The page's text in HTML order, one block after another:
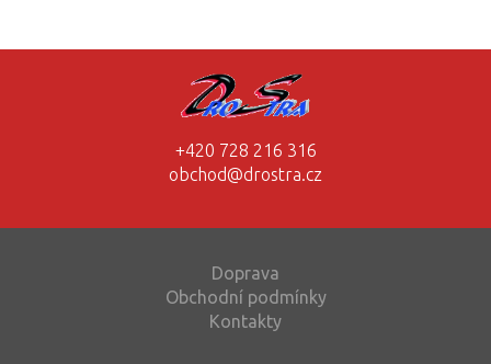
+420 728 216 316
obchod@drostra.cz
Doprava
Obchodní podmínky
Kontakty